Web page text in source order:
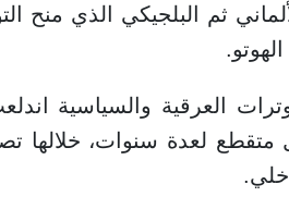
ثم البلجيكي الذي منح
العرقية والسياسية
بشكل متقطع لعدة سنوات،